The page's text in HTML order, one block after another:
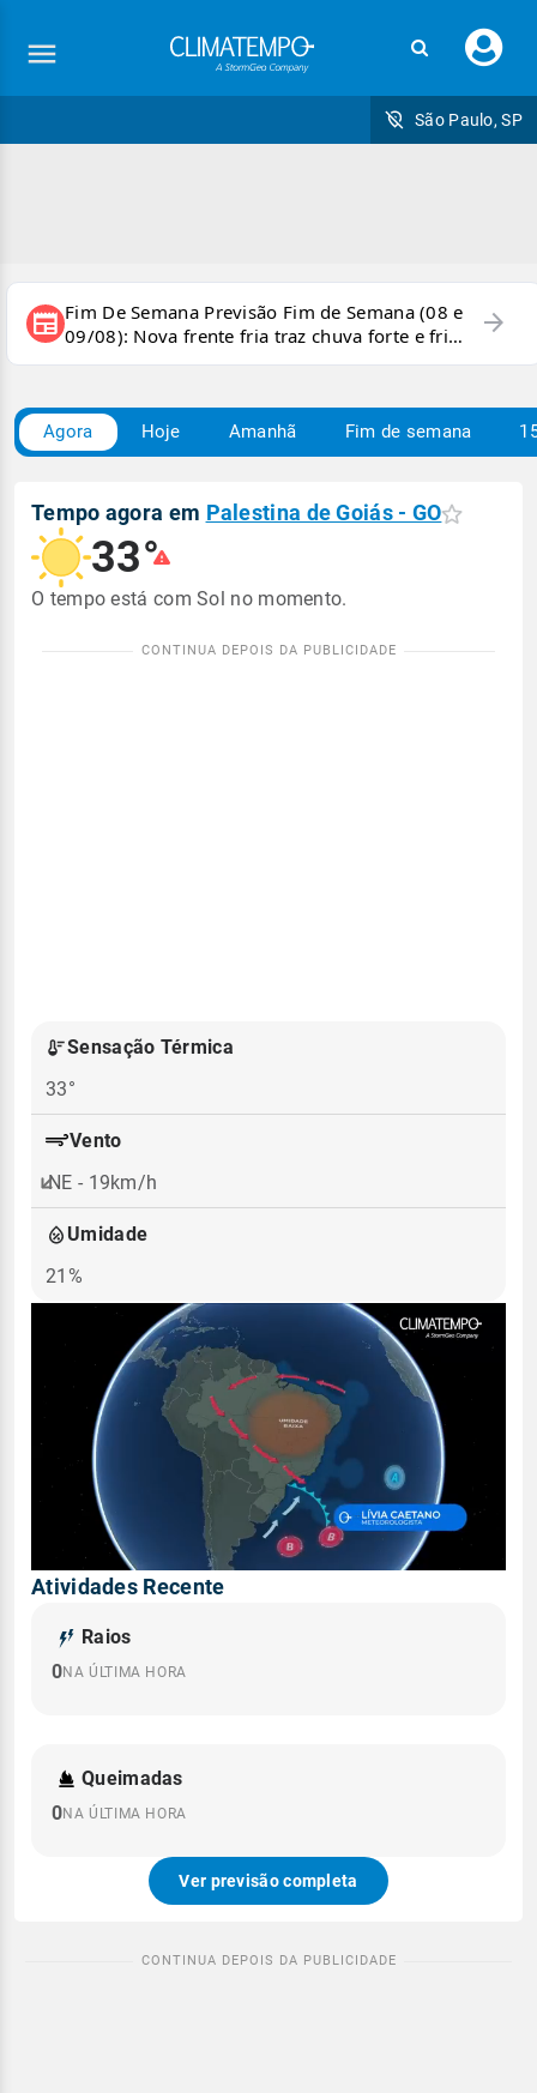
seu
São Paulo, SP
newspaper Fim De Semana Previsão Fim de Semana (08 e
09/08): Nova frente fria traz chuva forte e frio
para áreas do país
arrow_forward
Agora Hoje Amanhã Fim de semana
Tempo agora em Palestina de Goiás - GO
33°
O tempo está com Sol no momento.
Sensação Térmica
33°
Vento
NE - 19km/h
Umidade
21%
Atividades Recente
Raios
0NA ÚLTIMA HORA
Queimadas
0NA ÚLTIMA HORA
Ver previsão completa